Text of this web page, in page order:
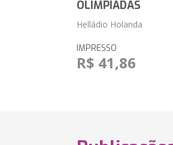
OLIMPÍADAS
Helládio Holanda
IMPRESSO
R$ 41,86